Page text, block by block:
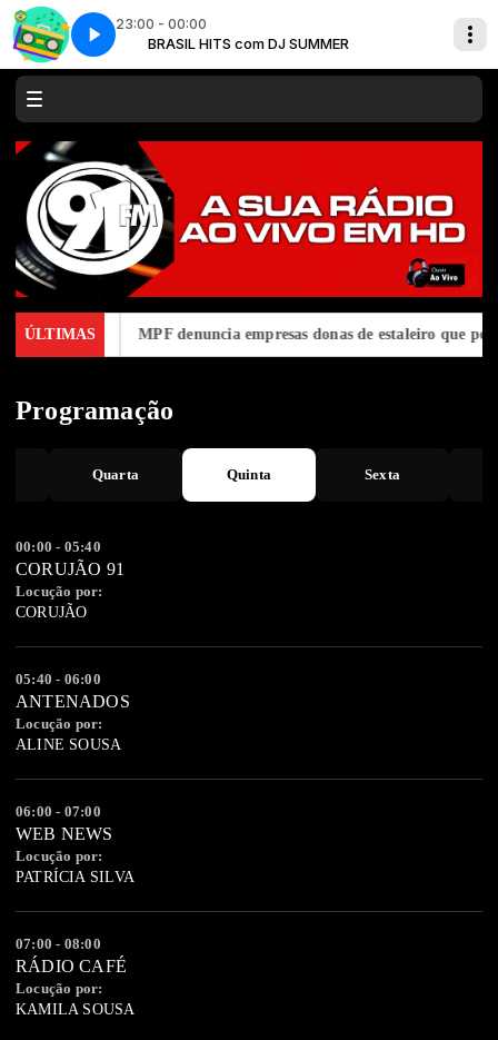
23:00 - 00:00
BRASIL HITS com DJ SUMMER
One Direction - You And I mp3
ÚLTIMAS
cai MPF denuncia empresas donas de estaleiro que
Programação
Quarta Quinta Sexta
00:00 - 05:40
CORUJÃO 91
Locução por:
CORUJÃO
05:40 - 06:00
ANTENADOS
Locução por:
ALINE SOUSA
06:00 - 07:00
WEB NEWS
Locução por:
PATRÍCIA SILVA
07:00 - 08:00
RÁDIO CAFÉ
Locução por:
KAMILA SOUSA